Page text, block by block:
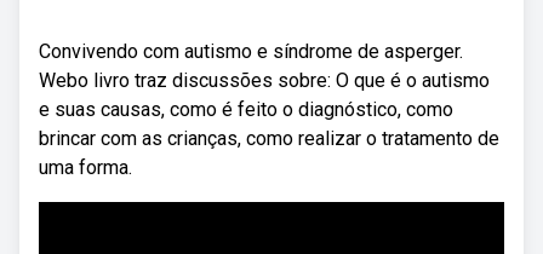
Convivendo com autismo e síndrome de asperger.
Webo livro traz discussões sobre: O que é o autismo
e suas causas, como é feito o diagnóstico, como
brincar com as crianças, como realizar o tratamento de
uma forma.